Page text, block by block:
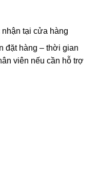
tại cửa hàng
đặt hàng – thời gian
viên nếu cần hỗ trợ